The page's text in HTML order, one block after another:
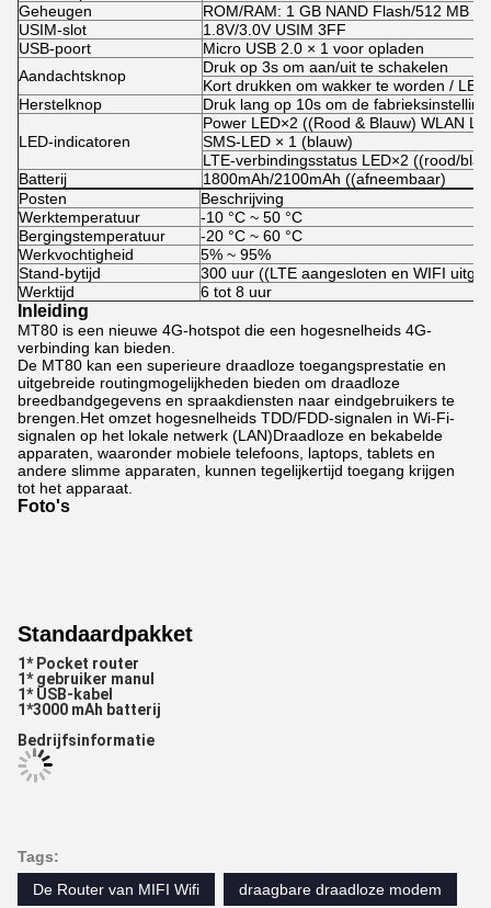
Geheugen
ROM/RAM: 1 GB NAND Flash/512 MB
USIM-slot
1.8V/3.0V USIM 3FF
USB-poort
Micro USB 2.0 × 1 voor opladen
Aandachtsknop
Druk op 3s om aan/uit te schakelen
Kort drukken om wakker te worden /
Herstelknop
Druk lang op 10s om de
LED-indicatoren
Power LED×2 ((Rood & Blauw) WLAN
SMS-LED × 1 (blauw)
LTE-verbindingsstatus LED×2 ((rood/
Batterij
1800mAh/2100mAh ((afneembaar)
Posten
Beschrijving
Werktemperatuur
-10 °C ~ 50 °C
Bergingstemperatuur
-20 °C ~ 60 °C
Werkvochtigheid
5% ~ 95%
Stand-bytijd
300 uur ((LTE aangesloten en WIFI
Werktijd
6 tot 8 uur
Inleiding
MT80 is een nieuwe 4G-hotspot die een hogesnelheids 4G-
verbinding kan bieden.
De MT80 kan een superieure draadloze toegangsprestatie en
uitgebreide routingmogelijkheden bieden om draadloze
breedbandgegevens en spraakdiensten naar eindgebruikers te
brengen.Het omzet hogesnelheids TDD/FDD-signalen in Wi-Fi-
signalen op het lokale netwerk (LAN)Draadloze en bekabelde
apparaten, waaronder mobiele telefoons, laptops, tablets en
andere slimme apparaten, kunnen tegelijkertijd toegang krijgen
tot het apparaat.
Foto's
Standaardpakket
1* Pocket router
1* gebruiker manul
1* USB-kabel
1*3000 mAh batterij
Bedrijfsinformatie
Tags:
De Router van MIFI Wifi
draagbare draadloze modem